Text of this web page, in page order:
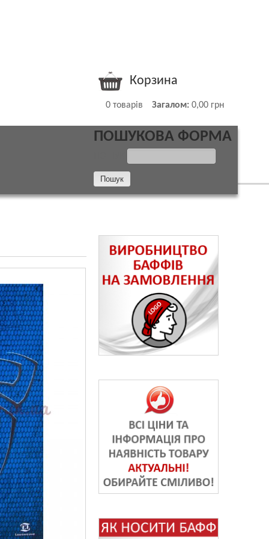
Корзина
0 товарів Загалом: 0,00 грн
ПОШУКОВА ФОРМА